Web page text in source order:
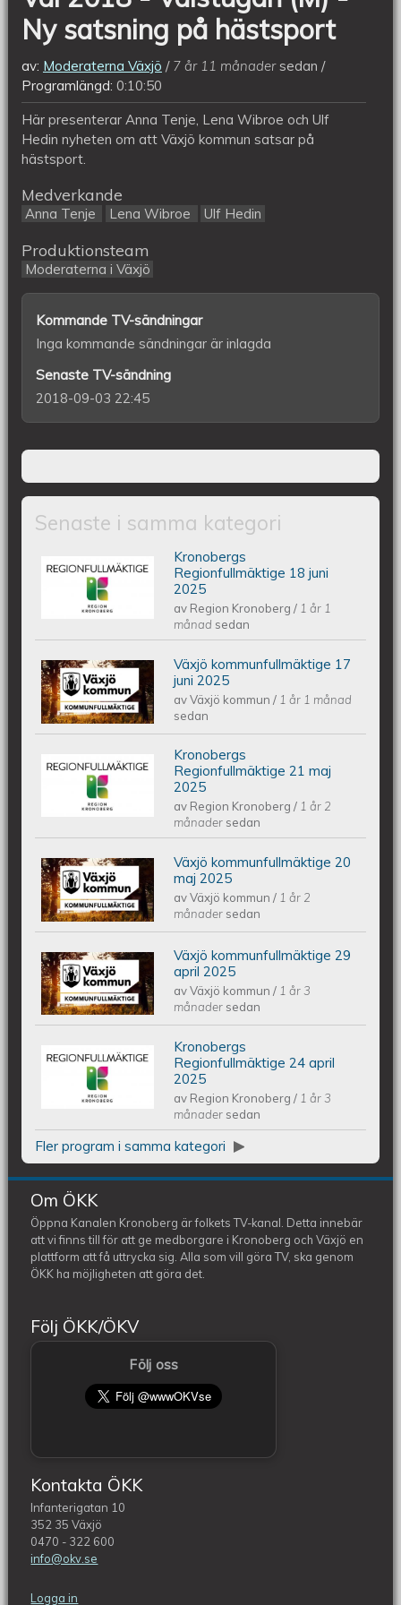
på
hästsport
Ny satsning på hästsport
av: Moderaterna Växjö 7 år 11 månadersedan
Programlängd: 0:10:50
Här presenterar Anna Tenje, Lena Wibroe och Ulf
Hedin nyheten om att Växjö kommun satsar på
hästsport.
Medverkande
Anna Tenje Lena Wibroe Ulf Hedin
Produktionsteam
Moderaterna i Växjö
Kommande TV-sändningar
Inga kommande sändningar är inlagda
Senaste TV-sändning
2018-09-03 22:45
Senaste i samma kategori
Kronobergs regionfullmäktige 18 juni
2025
Kronobergs
Regionfullmäktige 18 juni
2025
av Region Kronoberg/ 1 år 1
månad sedan
Växjös kommunfullmäktige 17 juni
2025
Växjö kommunfullmäktige 17
juni 2025
avVäxjö kommun/ 1 år 1 månad
sedan
Kronobergs regionfullmäktige 21 maj
2025
Kronobergs
Regionfullmäktige 21 maj
2025
av Region Kronoberg/ 1 år 2
månader sedan
Växjös kommunfullmäktige 20 maj
2025
Växjö kommunfullmäktige 20
maj 2025
avVäxjö kommun/ 1 år 2
månader sedan
Växjös kommunfullmäktige 29 april
2025
Växjö kommunfullmäktige 29
april 2025
avVäxjö kommun/ 1 år 3
månader sedan
Kronobergs regionfullmäktige 24
april 2025
Kronobergs
Regionfullmäktige 24 april
2025
av Region Kronoberg/ 1 år 3
månader sedan
Fler program i samma kategori
Om ÖKK
Öppna Kanalen Kronoberg är folkets TV-kanal. Detta innebär
att vi finns till för att ge medborgare i Kronoberg och Växjö en
plattform att få uttrycka sig. Alla som vill göra TV, ska genom
ÖKK ha möjligheten att göra det.
Följ ÖKK/ÖKV
Följ oss
Kontakta ÖKK
Infanterigatan 10
352 35 Växjö
0470 - 322 600
info@okv.se
Logga in